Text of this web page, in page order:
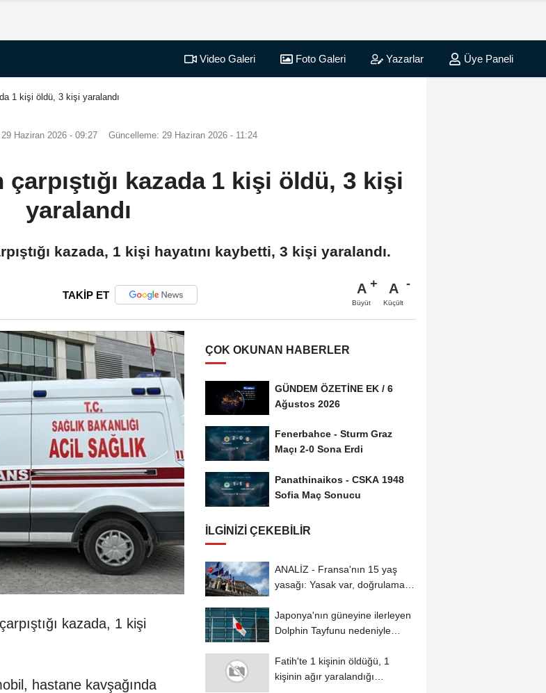
Video Galeri Foto Galeri Yazarlar Üye Paneli
1 kişi öldü, 3 kişi yaralandı
Haziran 2026 - 09:27 Güncelleme: 29 Haziran 2026 - 11:24
kazada 1 kişi öldü, 3 kişi
yaralandı
kazada, 1 kişi hayatını kaybetti, 3 kişi yaralandı.
TAKİP ET A
Büyüt
A
Küçült
kazada, 1 kişi
hastane kavşağında
ÇOK OKUNAN HABERLER
GÜNDEM ÖZETİNE EK / 6
Ağustos 2026
Fenerbahce - Sturm Graz
Maçı 2-0 Sona Erdi
Panathinaikos - CSKA 1948
Sofia Maç Sonucu
İLGINIZI ÇEKEBILIR
ANALİZ - Fransa'nın 15 yaş
yasağı: Yasak var, doğrulama
Japonya'nın güneyine ilerleyen
Dolphin Tayfunu nedeniyle
Fatih'te 1 kişinin öldüğü, 1
kişinin ağır yaralandığı